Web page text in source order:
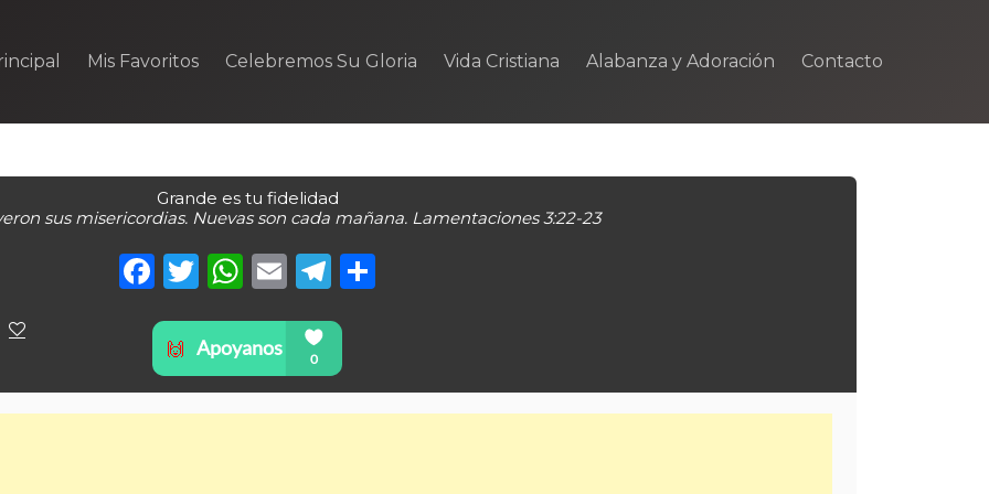
Mis Favoritos Celebremos Su Gloria Vida Cristiana Alabanza y Adoración Contacto
Grande es tu fidelidad
sus misericordias. Nuevas son cada mañana. Lamentaciones 3:22-23
Facebook
Twitter
WhatsApp
EmailTelegram